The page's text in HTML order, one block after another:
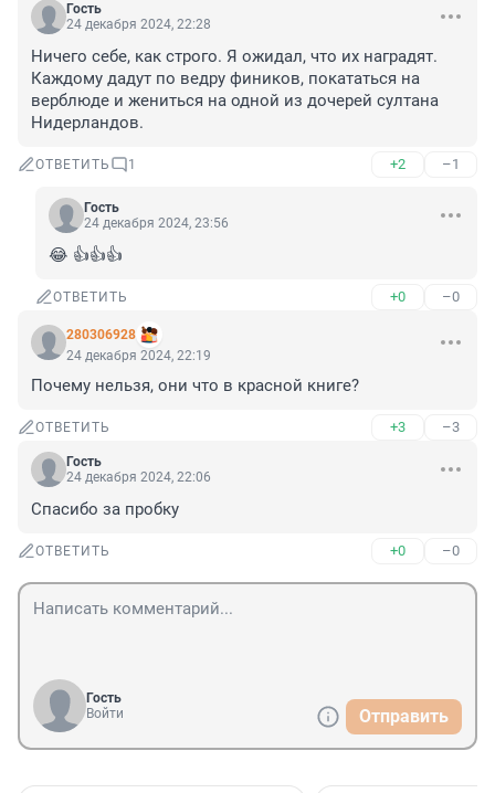
Гость
24 декабря 2024, 22:28
Ничего себе, как строго. Я ожидал, что их наградят.
Каждому дадут по ведру фиников, покататься на
верблюде и жениться на одной из дочерей султана
Нидерландов.
ОТВЕТИТЬ 1 +2 –1
Гость
24 декабря 2024, 23:56
😂 👍👍👍
ОТВЕТИТЬ +0 –0
280306928
24 декабря 2024, 22:19
Почему нельзя, они что в красной книге?
ОТВЕТИТЬ +3 –3
Гость
24 декабря 2024, 22:06
Спасибо за пробку
ОТВЕТИТЬ +0 –0
Гость
Войти
Отправить